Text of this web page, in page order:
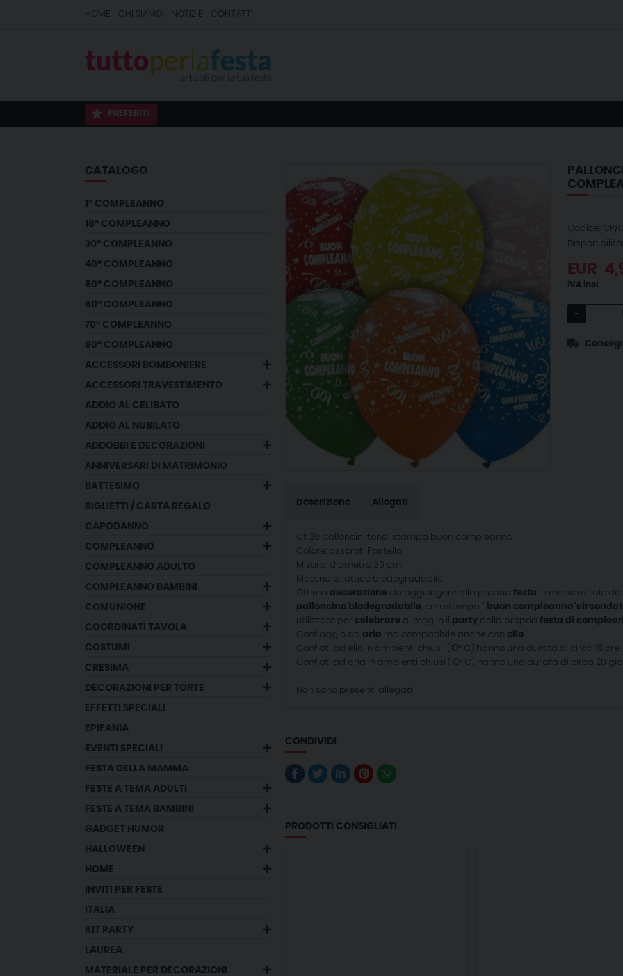
HOME CHI SIAMO NOTIZIE CONTATTI
PREFERITI
CATALOGO
1° COMPLEANNO
18° COMPLEANNO
30° COMPLEANNO
40° COMPLEANNO
50° COMPLEANNO
60° COMPLEANNO
70° COMPLEANNO
80° COMPLEANNO
ACCESSORI BOMBONIERE
ACCESSORI TRAVESTIMENTO
ADDIO AL CELIBATO
ADDIO AL NUBILATO
ADDOBBI E DECORAZIONI
ANNIVERSARI DI MATRIMONIO
BATTESIMO
BIGLIETTI / CARTA REGALO
CAPODANNO
COMPLEANNO
COMPLEANNO ADULTO
COMPLEANNO BAMBINI
COMUNIONE
COORDINATI TAVOLA
COSTUMI
CRESIMA
DECORAZIONI PER TORTE
EFFETTI SPECIALI
EPIFANIA
EVENTI SPECIALI
FESTA DELLA MAMMA
FESTE A TEMA ADULTI
FESTE A TEMA BAMBINI
GADGET HUMOR
HALLOWEEN
HOME
INVITI PER FESTE
ITALIA
KIT PARTY
LAUREA
MATERIALE PER DECORAZIONI
Codice: CP/
EUR
IVA incl.
-
Descrizione Allegati
Cf. 20 palloncini tondi stampa buon compleanno
Colore: assortiti Pastello
Misura: diametro 30 cm
Materiale: lattice biodegradabile
Ottima decorazione da aggiungere alla propria festa in maniera tale
palloncino biodegradabile , con stampa " buon compleanno
utilizzato per celebrare al meglio il party della propria festa di
Gonfiaggio ad aria ma compatibile anche con elio
Gonfiati ad elio in ambienti chiusi (18° C) hanno una durata di circa 18 ore.
Gonfiati ad aria in ambienti chiusi (18° C) hanno una durata di circa 20
Non sono presenti allegati
CONDIVIDI
PRODOTTI CONSIGLIATI